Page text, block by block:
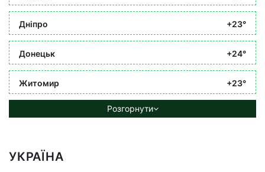
Дніпро +23°
Донецьк +24°
Житомир +23°
Розгорнути
УКРАЇНА